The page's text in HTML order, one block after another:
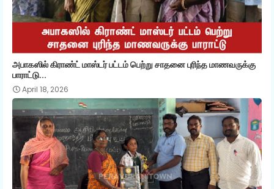
அபாகஸில் கிராண்ட் மாஸ்டர் பட்டம் பெற்று சாதனை புரிந்த மாணவருக்கு
பாராட்டு...
April 18, 2026